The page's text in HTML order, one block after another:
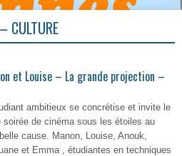
CULTURE
et Louise – La grande projection –
ambitieux se concrétise et invite le
soirée de cinéma sous les étoiles au
cause. Manon, Louise, Anouk,
et Emma , étudiantes en techniques